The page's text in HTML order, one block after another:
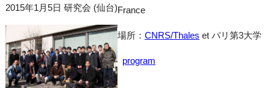
2015年1月5日 研究会 (仙台)France
場所： CNRS/Thales et パリ第3大学
program